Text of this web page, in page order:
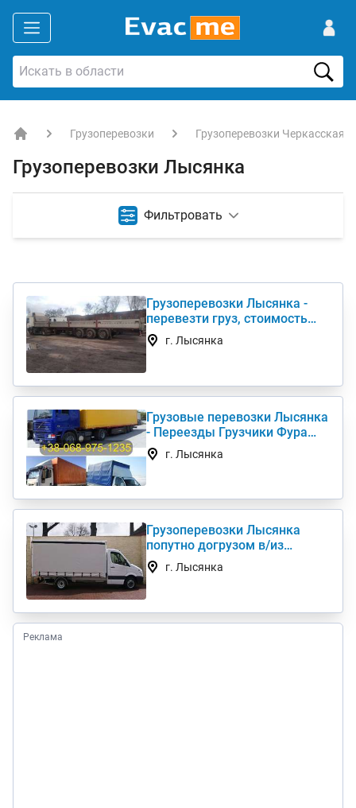
Грузоперевозки Грузоперевозки Черкасская
Грузоперевозки Лысянка
Фильтровать
Грузоперевозки Лысянка -
перевезти груз, стоимость
услуги недорого
г. Лысянка
Грузовые перевозки Лысянка
- Переезды Грузчики Фура
Газельг. Лысянка
Грузоперевозки Лысянка
попутно догрузом в/из
Киев(а) по Украине (нал,б/н)
г. Лысянка
Реклама